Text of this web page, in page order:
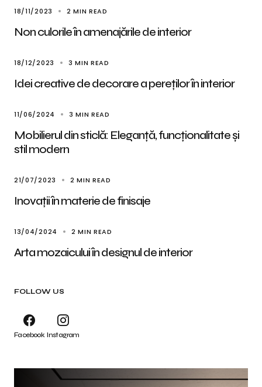
18/11/2023 2 MIN READ
Non culorile în amenajările de interior
18/12/2023 3 MIN READ
Idei creative de decorare a pereților în interior
11/06/2024 3 MIN READ
Mobilierul din sticlă: Eleganță, funcționalitate și
stil modern
21/07/2023 2 MIN READ
Inovații în materie de finisaje
13/04/2024 2 MIN READ
Arta mozaicului în designul de interior
FOLLOW US
Facebook Instagram